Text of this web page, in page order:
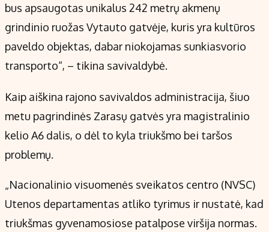
bus apsaugotas unikalus 242 metrų akmenų
grindinio ruožas Vytauto gatvėje, kuris yra kultūros
paveldo objektas, dabar niokojamas sunkiasvorio
transporto“, – tikina savivaldybė.
Kaip aiškina rajono savivaldos administracija, šiuo
metu pagrindinės Zarasų gatvės yra magistralinio
kelio A6 dalis, o dėl to kyla triukšmo bei taršos
problemų.
„Nacionalinio visuomenės sveikatos centro (NVSC)
Utenos departamentas atliko tyrimus ir nustatė, kad
triukšmas gyvenamosiose patalpose viršija normas.